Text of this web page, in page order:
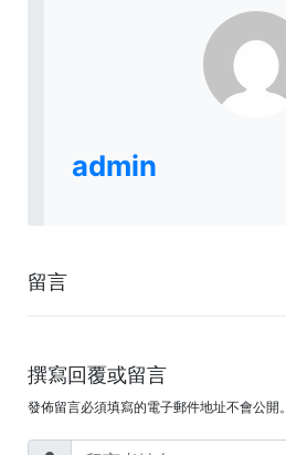
admin
留言
撰寫回覆或留言
發佈留言必須填寫的電子郵件地址不會公開。